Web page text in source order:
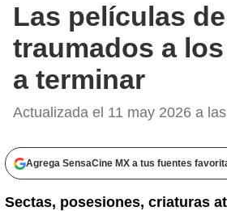
Las películas
traumados a
a terminar
Actualizada el 11 may 2026 a
Agrega SensaCine MX a tus fuentes
Sectas, posesiones, criaturas